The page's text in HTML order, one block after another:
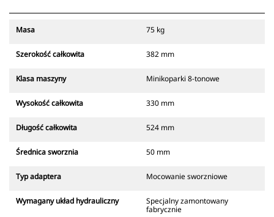
Masa 75 kg
Szerokość całkowita 382 mm
Klasa maszyny Minikoparki 8-tonowe
Wysokość całkowita 330 mm
Długość całkowita 524 mm
Średnica sworznia 50 mm
Typ adaptera Mocowanie sworzniowe
Wymagany układ hydrauliczny
Specjalny zamontowany
fabrycznie